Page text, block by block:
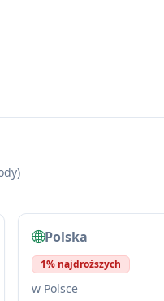
Polska
1% najdroższych
w Polsce